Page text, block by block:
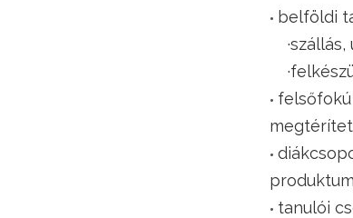
belföldi
·szállás,
tanulói